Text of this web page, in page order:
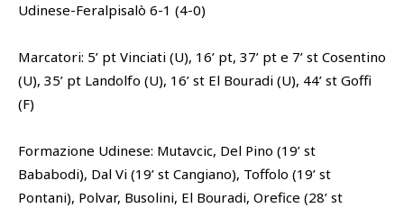
Udinese-Feralpisalò 6-1 (4-0)
Marcatori: 5’ pt Vinciati (U), 16’ pt, 37’ pt e 7’ st Cosentino
(U), 35’ pt Landolfo (U), 16’ st El Bouradi (U), 44’ st Goffi
(F)
Formazione Udinese: Mutavcic, Del Pino (19’ st
Bababodi), Dal Vi (19’ st Cangiano), Toffolo (19’ st
Pontani), Polvar, Busolini, El Bouradi, Orefice (28’ st